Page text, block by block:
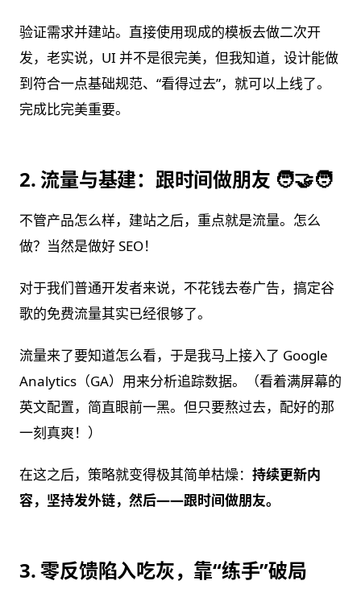
验证需求并建站。直接使用现成的模板去做二次开
发，老实说，UI 并不是很完美，但我知道，设计能做
到符合一点基础规范、“看得过去”，就可以上线了。
完成比完美重要。
2. 流量与基建：跟时间做朋友 🧑‍🤝‍🧑
不管产品怎么样，建站之后，重点就是流量。怎么
做？当然是做好 SEO！
对于我们普通开发者来说，不花钱去卷广告，搞定谷
歌的免费流量其实已经很够了。
流量来了要知道怎么看，于是我马上接入了 Google
Analytics（GA）用来分析追踪数据。（看着满屏幕的
英文配置，简直眼前一黑。但只要熬过去，配好的那
一刻真爽！）
在这之后，策略就变得极其简单枯燥： 持续更新内
容，坚持发外链，然后——跟时间做朋友。
3. 零反馈陷入吃灰，靠“练手”破局